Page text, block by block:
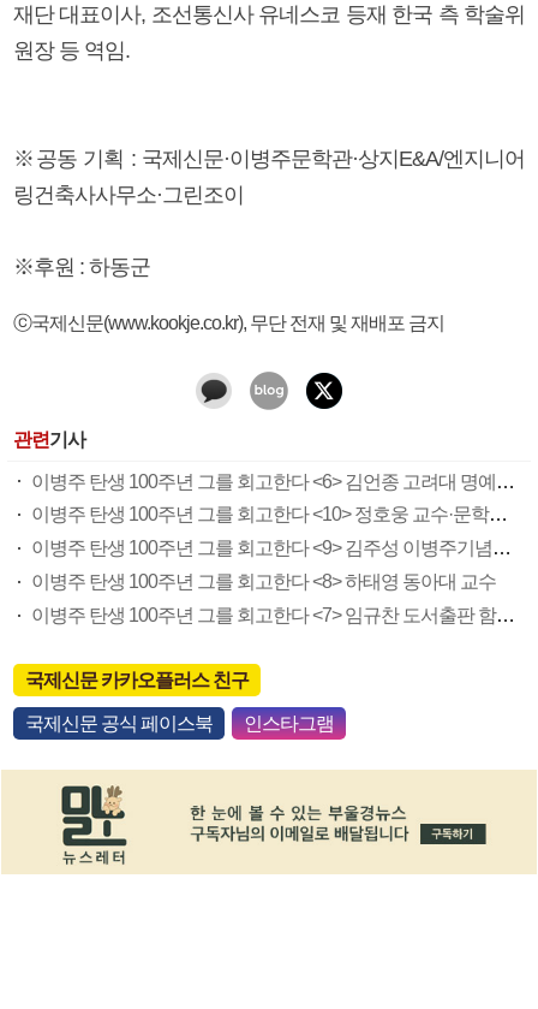
재단 대표이사, 조선통신사 유네스코 등재 한국 측 학술위
원장 등 역임.
※공동 기획 : 국제신문·이병주문학관·상지E&A/엔지니어
링건축사사무소·그린조이
※후원 : 하동군
ⓒ국제신문(www.kookje.co.kr), 무단 전재 및 재배포 금지
관련기사
이병주 탄생 100주년 그를 회고한다 <6> 김언종 고려대 명예교수
이병주 탄생 100주년 그를 회고한다 <10> 정호웅 교수·문학평론가
이병주 탄생 100주년 그를 회고한다 <9> 김주성 이병주기념사업회사무국장
이병주 탄생 100주년 그를 회고한다 <8> 하태영 동아대 교수
이병주 탄생 100주년 그를 회고한다 <7> 임규찬 도서출판 함향 대표·작가
국제신문 카카오플러스 친구
국제신문 공식 페이스북 인스타그램